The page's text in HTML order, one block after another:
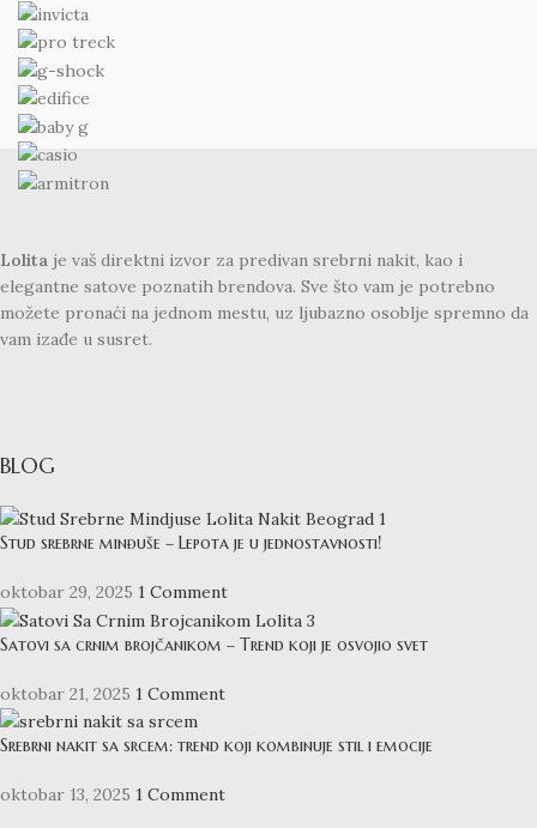
Lolita je vaš direktni izvor za predivan srebrni nakit, kao i
elegantne satove poznatih brendova. Sve što vam je potrebno
možete pronaći na jednom mestu, uz ljubazno osoblje spremno da
vam izađe u susret.
BLOG
Stud srebrne minđuše – Lepota je u jednostavnosti!
oktobar 29, 2025 1 Comment
Satovi sa crnim brojčanikom – Trend koji je osvojio svet
oktobar 21, 2025 1 Comment
Srebrni nakit sa srcem: trend koji kombinuje stil i emocije
oktobar 13, 2025 1 Comment